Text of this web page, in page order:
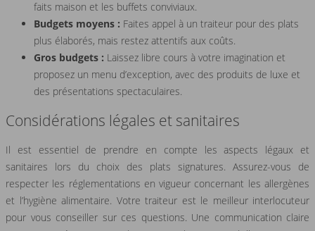
faits maison et les buffets conviviaux.
Budgets moyens : Faites appel à un traiteur pour des plats
plus élaborés, mais restez attentifs aux coûts.
Gros budgets : Laissez libre cours à votre imagination et
proposez un menu d’exception, avec des produits de luxe et
des présentations spectaculaires.
Considérations légales et sanitaires
Il est essentiel de prendre en compte les aspects légaux et
sanitaires lors du choix des plats signatures. Assurez-vous de
respecter les réglementations en vigueur concernant les allergènes
et l’hygiène alimentaire. Votre traiteur est le meilleur interlocuteur
pour vous conseiller sur ces questions. Une communication claire